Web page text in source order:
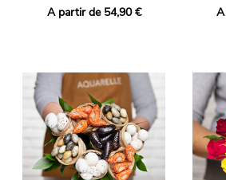
A partir de 54,90 €